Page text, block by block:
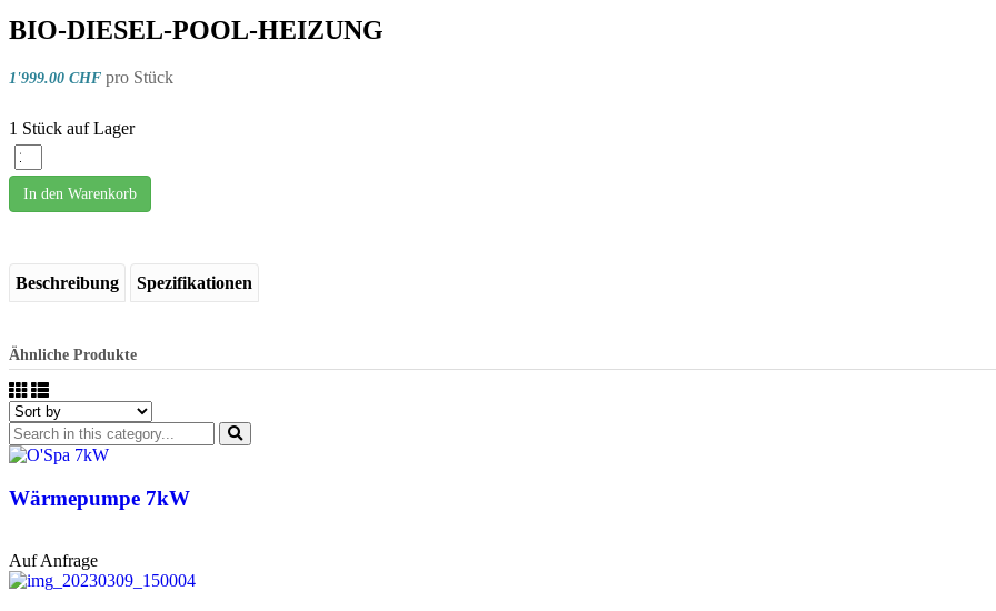
BIO-DIESEL-POOL-HEIZUNG
1'999.00 CHF pro Stück
1 Stück auf Lager
In den Warenkorb
Beschreibung Spezifikationen
Ähnliche Produkte
Wärmepumpe 7kW
Auf Anfrage